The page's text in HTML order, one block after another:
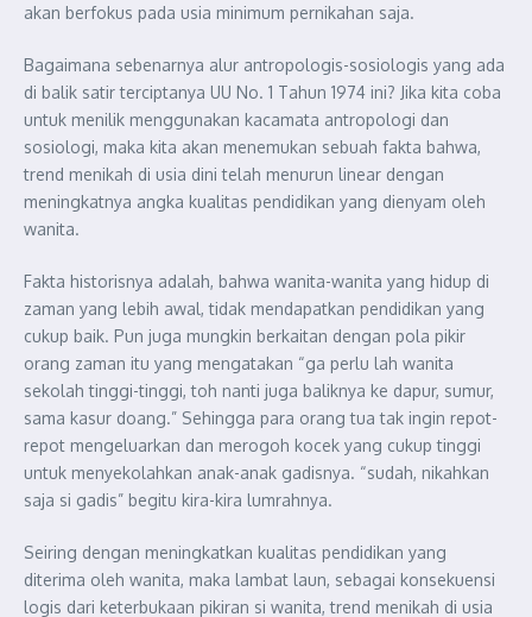
akan berfokus pada usia minimum pernikahan saja.
Bagaimana sebenarnya alur antropologis-sosiologis yang ada
di balik satir terciptanya UU No. 1 Tahun 1974 ini? Jika kita coba
untuk menilik menggunakan kacamata antropologi dan
sosiologi, maka kita akan menemukan sebuah fakta bahwa,
trend menikah di usia dini telah menurun linear dengan
meningkatnya angka kualitas pendidikan yang dienyam oleh
wanita.
Fakta historisnya adalah, bahwa wanita-wanita yang hidup di
zaman yang lebih awal, tidak mendapatkan pendidikan yang
cukup baik. Pun juga mungkin berkaitan dengan pola pikir
orang zaman itu yang mengatakan “ga perlu lah wanita
sekolah tinggi-tinggi, toh nanti juga baliknya ke dapur, sumur,
sama kasur doang.” Sehingga para orang tua tak ingin repot-
repot mengeluarkan dan merogoh kocek yang cukup tinggi
untuk menyekolahkan anak-anak gadisnya. “sudah, nikahkan
saja si gadis” begitu kira-kira lumrahnya.
Seiring dengan meningkatkan kualitas pendidikan yang
diterima oleh wanita, maka lambat laun, sebagai konsekuensi
logis dari keterbukaan pikiran si wanita, trend menikah di usia